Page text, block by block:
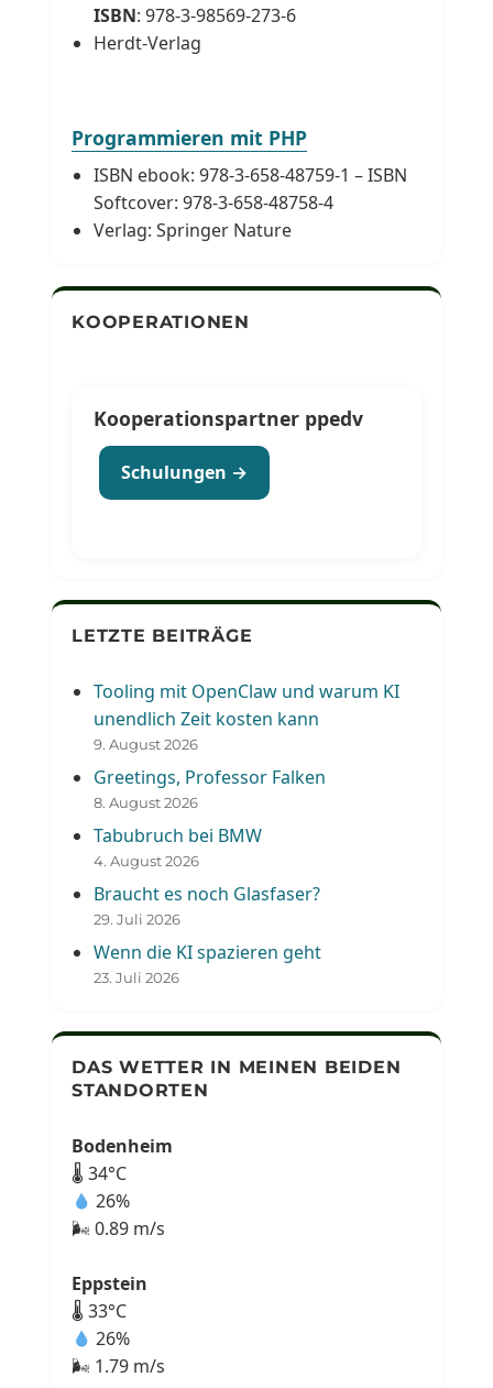
ISBN: 978-3-98569-273-6
Herdt-Verlag
Programmieren mit PHP
ISBN ebook: 978-3-658-48759-1 – ISBN
Softcover: 978-3-658-48758-4
Verlag: Springer Nature
KOOPERATIONEN
Kooperationspartner ppedv
Schulungen →
LETZTE BEITRÄGE
Tooling mit OpenClaw und warum KI
unendlich Zeit kosten kann
9. August 2026
Greetings, Professor Falken
8. August 2026
Tabubruch bei BMW
4. August 2026
Braucht es noch Glasfaser?
29. Juli 2026
Wenn die KI spazieren geht
23. Juli 2026
DAS WETTER IN MEINEN BEIDEN
STANDORTEN
Bodenheim
🌡 34°C
26%
🌬 0.89 m/s
Eppstein
🌡 33°C
26%
🌬 1.79 m/s